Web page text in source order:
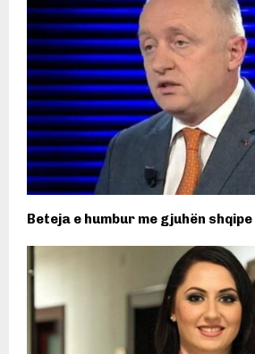
Beteja e humbur me gjuhën shqipe